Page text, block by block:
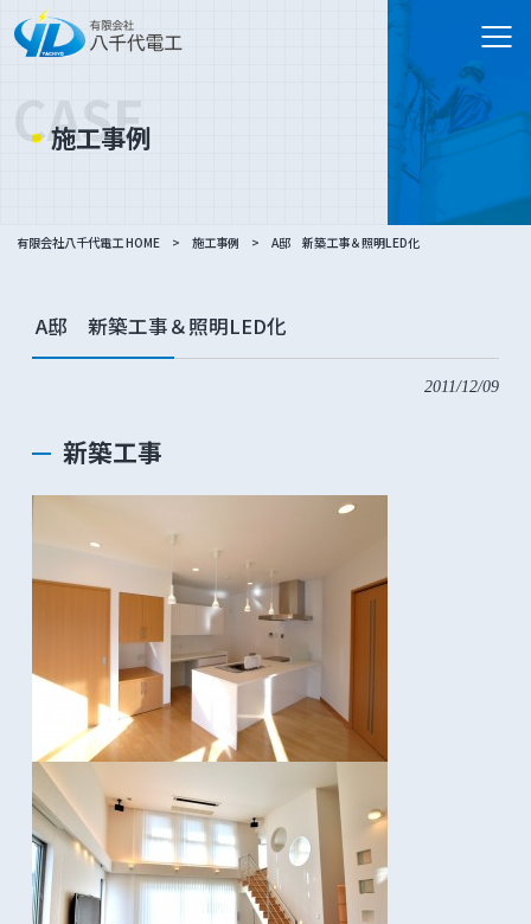
施工事例
CASE
有限会社八千代電工 HOME > 施工事例 > A邸 新築工事＆照明LED化
A邸 新築工事＆照明LED化
2011/12/09
新築工事